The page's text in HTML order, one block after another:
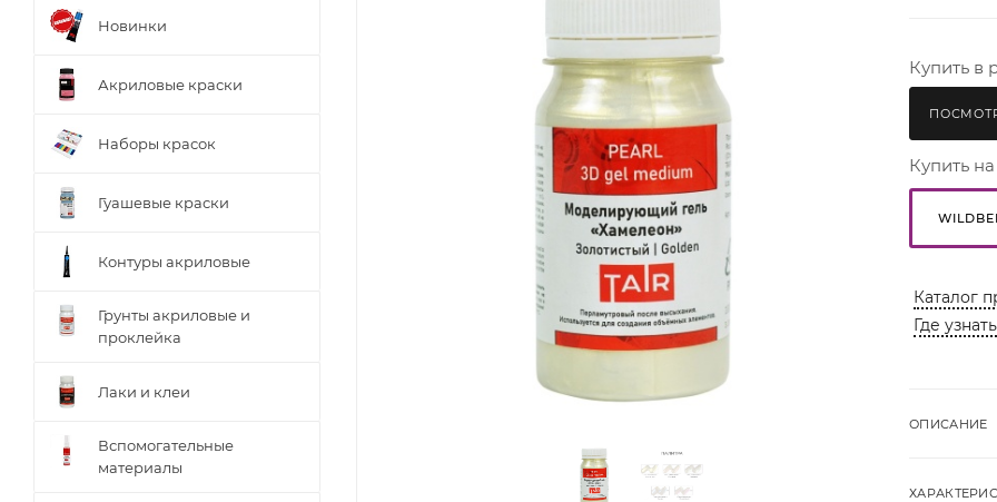
Купить в
Купить
Каталог
Где
ОПИСАНИЕ
Новинки
Акриловые краски
Наборы красок
Гуашевые краски
Контуры акриловые
Грунты акриловые и
проклейка
Лаки и клеи
Вспомогательные
материалы